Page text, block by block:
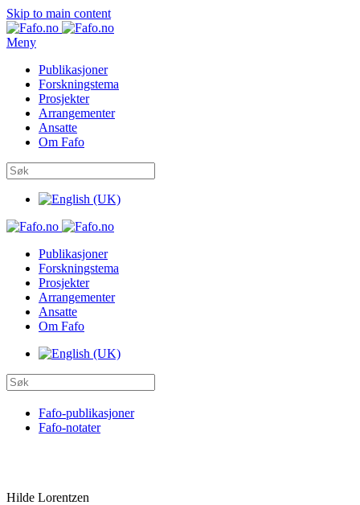
Skip to main content
Meny
Publikasjoner
Forskningstema
Prosjekter
Arrangementer
Ansatte
Om Fafo
Publikasjoner
Forskningstema
Prosjekter
Arrangementer
Ansatte
Om Fafo
Fafo-publikasjoner
Fafo-notater
Hilde Lorentzen